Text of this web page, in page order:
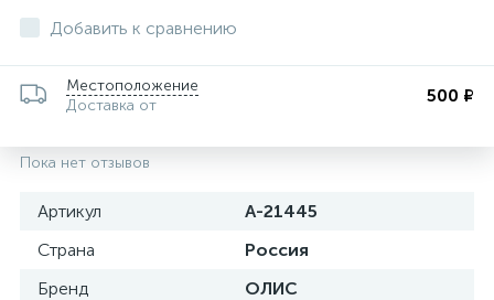
Добавить к сравнению
Местоположение
Доставка от
500 ₽
Пока нет отзывов
Артикул
А-21445
Страна
Россия
Бренд
ОЛИС